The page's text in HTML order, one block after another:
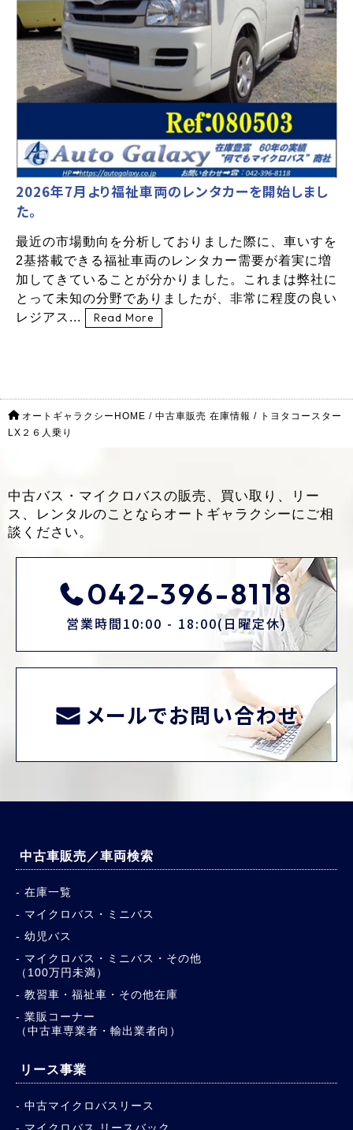
2026年7月より福祉車両のレンタカーを開始しまし
た。
最近の市場動向を分析しておりました際に、車いすを
2基搭載できる福祉車両のレンタカー需要が着実に増
加してきていることが分かりました。これまは弊社に
とって未知の分野でありましたが、非常に程度の良い
レジアス...
Read More
オートギャラクシーHOME / 中古車販売 在庫情報 / トヨタコースター
LX２６人乗り
中古バス・マイクロバスの販売、買い取り、リー
ス、レンタルのことなら オートギャラクシーにご相
談ください。
042-396-8118
営業時間10:00 - 18:00(日曜定休)
メールでお問い合わせ
中古車販売／車両検索
在庫一覧
マイクロバス・ミニバス
幼児バス
マイクロバス・ミニバス・その他
（100万円未満）
教習車・福祉車・その他在庫
業販コーナー
（中古車専業者・輸出業者向）
リース事業
中古マイクロバスリース
マイクロバス リースバック